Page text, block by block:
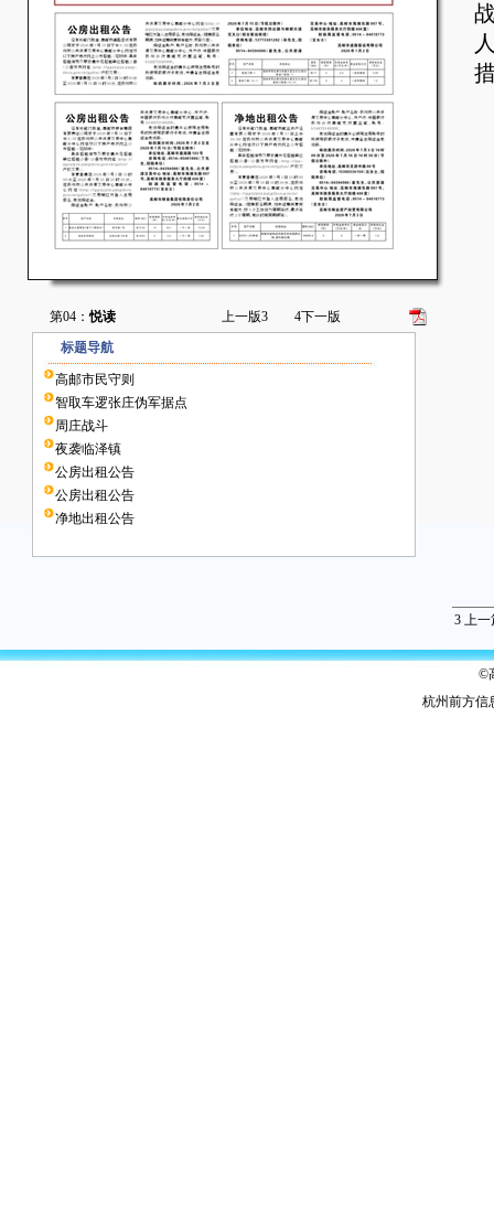
第04：悦读 上一版3 4下一版
标题导航
高邮市民守则
智取车逻张庄伪军据点
周庄战斗
夜袭临泽镇
公房出租公告
公房出租公告
净地出租公告
3 上一
©
杭州前方信